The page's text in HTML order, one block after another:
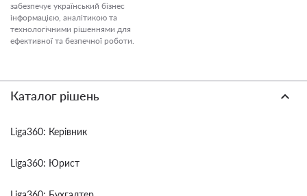
забезпечує український бізнес
інформацією, аналітикою та
технологічними рішеннями для
ефективної та безпечної роботи.
Каталог рішень
Liga360: Керівник
Liga360: Юрист